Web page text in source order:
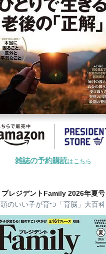
雑誌の予約購読はこちら
プレジデントFamily 2026年夏号
頭のいい子が育つ「育脳」大百科